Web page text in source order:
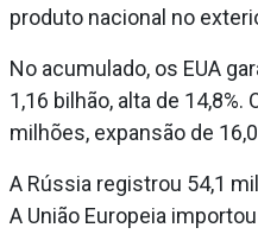
produto nacional no
No acumulado, os EUA
1,16 bilhão, alta de
milhões, expansão de
A Rússia registrou 54,1
A União Europeia